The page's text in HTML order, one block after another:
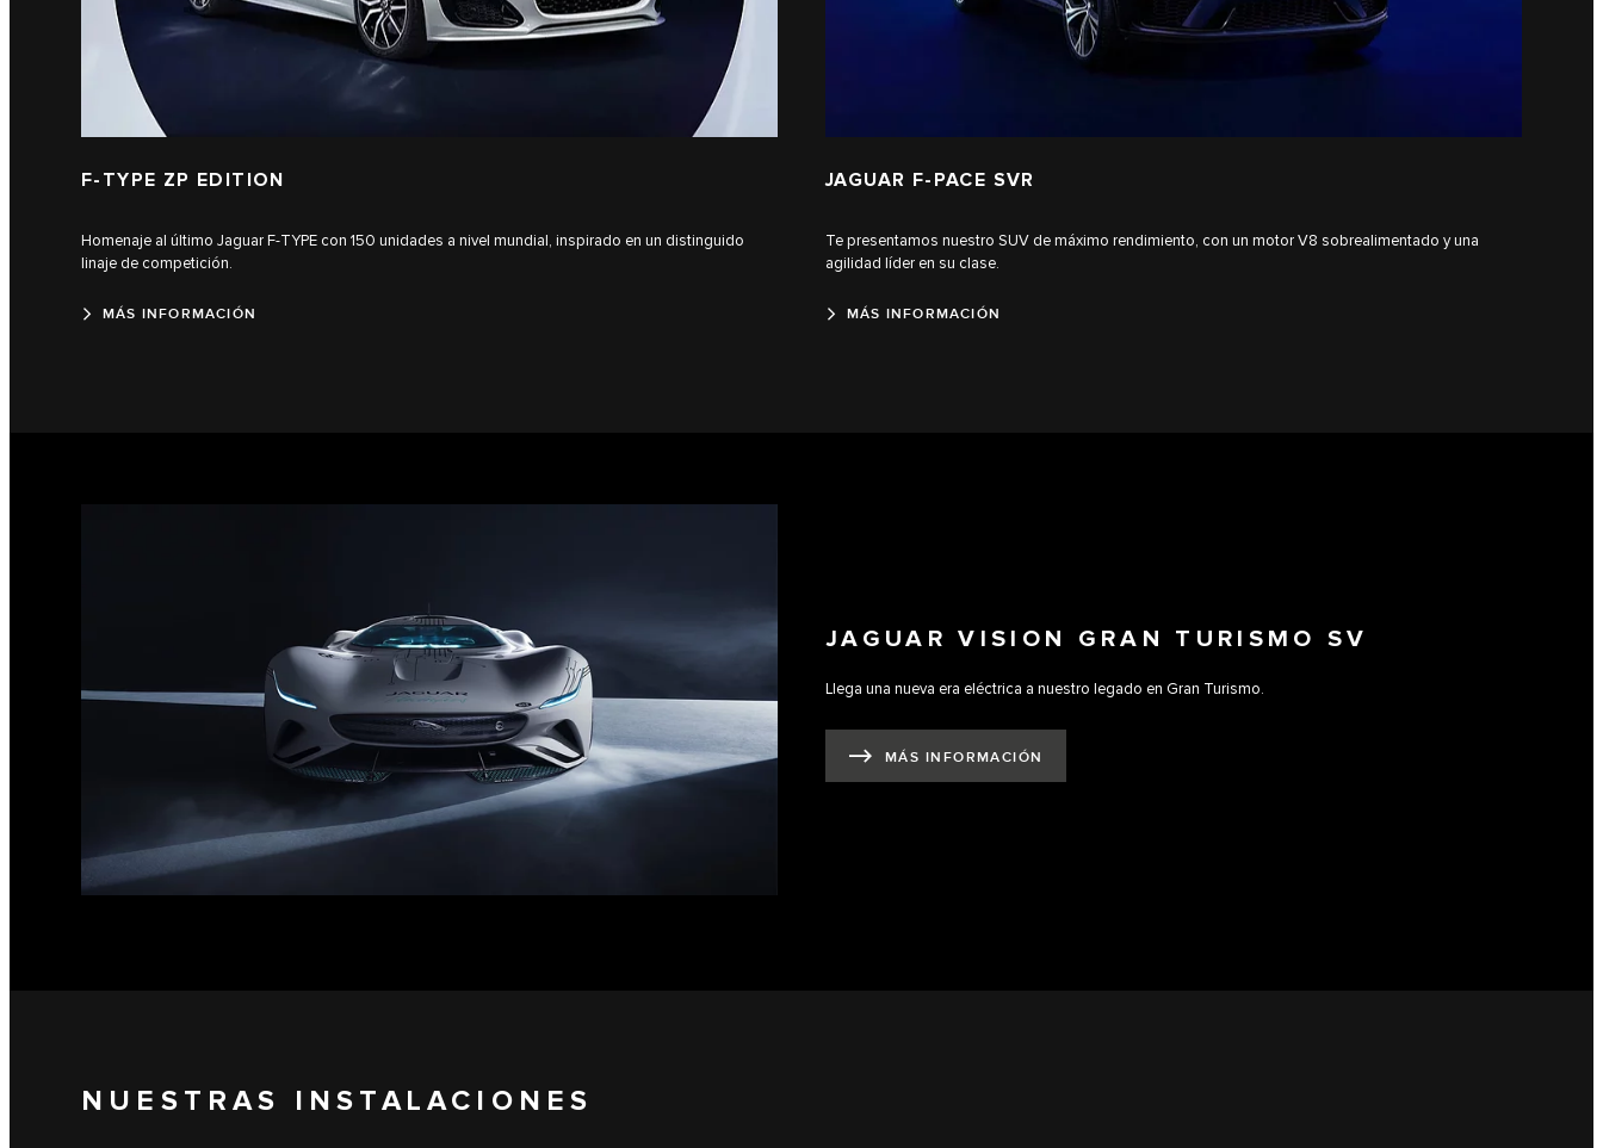
F-TYPE ZP EDITION
Homenaje al último Jaguar F-TYPE con 150 unidades a nivel mundial, inspirado en un distinguido
linaje de competición.
MÁS INFORMACIÓN
JAGUAR F-PACE SVR
Te presentamos nuestro SUV de máximo rendimiento, con un motor V8 sobrealimentado y una
agilidad líder en su clase.
MÁS INFORMACIÓN
JAGUAR VISION GRAN TURISMO SV
Llega una nueva era eléctrica a nuestro legado en Gran Turismo.
MÁS INFORMACIÓN
NUESTRAS INSTALACIONES